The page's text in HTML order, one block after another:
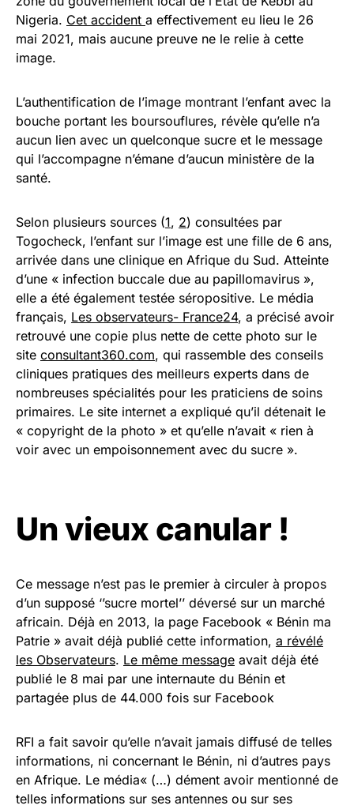
Nigeria. Cet accident a effectivement eu lieu le 26
mai 2021, mais aucune preuve ne le relie à cette
image.
L’authentification de l’image montrant l’enfant avec la
bouche portant les boursouflures, révèle qu’elle n’a
aucun lien avec un quelconque sucre et le message
qui l’accompagne n’émane d’aucun ministère de la
santé.
Selon plusieurs sources (1, 2) consultées par
Togocheck, l’enfant sur l’image est une fille de 6 ans,
arrivée dans une clinique en Afrique du Sud. Atteinte
d’une « infection buccale due au papillomavirus »,
elle a été également testée séropositive. Le média
français, Les observateurs- France24, a précisé avoir
retrouvé une copie plus nette de cette photo sur le
site consultant360.com, qui rassemble des conseils
cliniques pratiques des meilleurs experts dans de
nombreuses spécialités pour les praticiens de soins
primaires. Le site internet a expliqué qu’il détenait le
« copyright de la photo » et qu’elle n’avait « rien à
voir avec un empoisonnement avec du sucre ».
Un vieux canular !
Ce message n’est pas le premier à circuler à propos
d’un supposé ‘’sucre mortel’’ déversé sur un marché
africain. Déjà en 2013, la page Facebook « Bénin ma
Patrie » avait déjà publié cette information, a révélé
les Observateurs. Le même message avait déjà été
publié le 8 mai par une internaute du Bénin et
partagée plus de 44.000 fois sur Facebook
RFI a fait savoir qu’elle n’avait jamais diffusé de telles
informations, ni concernant le Bénin, ni d’autres pays
en Afrique. Le média« (…) dément avoir mentionné de
telles informations sur ses antennes ou sur ses